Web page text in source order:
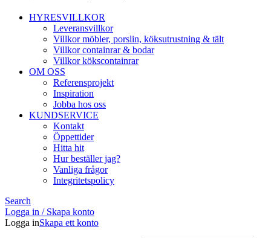
HYRESVILLKOR
Leveransvillkor
Villkor möbler, porslin, köksutrustning & tält
Villkor containrar & bodar
Villkor kökscontainrar
OM OSS
Referensprojekt
Inspiration
Jobba hos oss
KUNDSERVICE
Kontakt
Öppettider
Hitta hit
Hur beställer jag?
Vanliga frågor
Integritetspolicy
Search
Logga in / Skapa konto
Logga inSkapa ett konto